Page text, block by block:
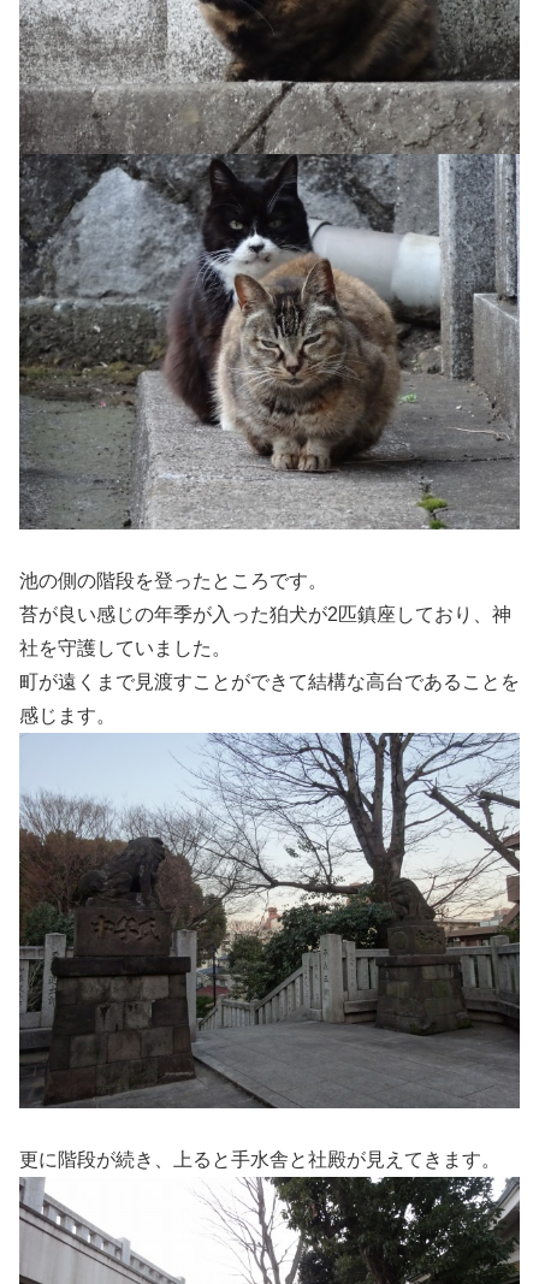
池の側の階段を登ったところです。
苔が良い感じの年季が入った狛犬が2匹鎮座しており、神
社を守護していました。
町が遠くまで見渡すことができて結構な高台であることを
感じます。
更に階段が続き、上ると手水舎と社殿が見えてきます。